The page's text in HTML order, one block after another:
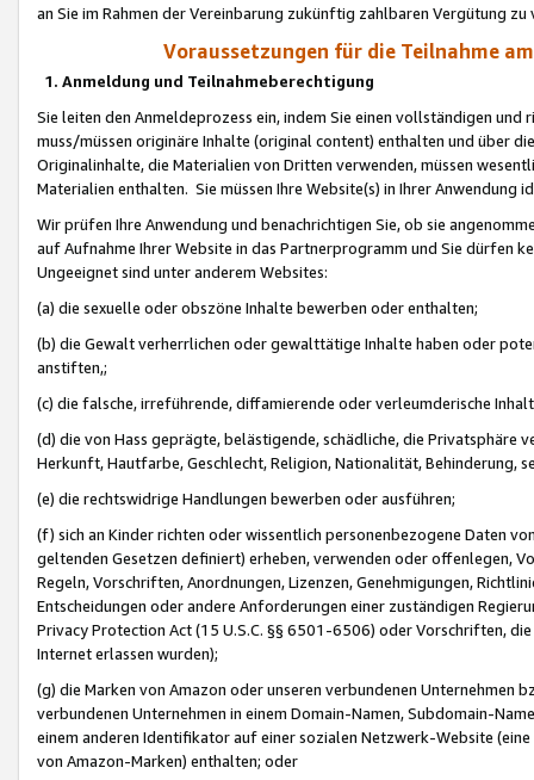
an Sie im Rahmen der Vereinbarung zukünftig zahlbaren Vergütung zu
Voraussetzungen für die Teilnahme
1. Anmeldung und Teilnahmeberechtigung
Sie leiten den Anmeldeprozess ein, indem Sie einen vollständigen
muss/müssen originäre Inhalte (original content) enthalten und über
Originalinhalte, die Materialien von Dritten verwenden, müssen
Materialien enthalten. Sie müssen Ihre Website(s) in Ihrer Anwendung
Wir prüfen Ihre Anwendung und benachrichtigen Sie, ob sie
auf Aufnahme Ihrer Website in das Partnerprogramm und Sie dürfen
Ungeeignet sind unter anderem Websites:
(a) die sexuelle oder obszöne Inhalte bewerben oder enthalten;
(b) die Gewalt verherrlichen oder gewalttätige Inhalte haben oder
anstiften,;
(c) die falsche, irreführende, diffamierende oder verleumderische
(d) die von Hass geprägte, belästigende, schädliche, die Privatsphäre
Herkunft, Hautfarbe, Geschlecht, Religion, Nationalität, Behinderung,
(e) die rechtswidrige Handlungen bewerben oder ausführen;
(f) sich an Kinder richten oder wissentlich personenbezogene Daten
geltenden Gesetzen definiert) erheben, verwenden oder offenlegen,
Regeln, Vorschriften, Anordnungen, Lizenzen, Genehmigungen,
Entscheidungen oder andere Anforderungen einer zuständigen
Privacy Protection Act (15 U.S.C. §§ 6501-6506) oder Vorschriften,
Internet erlassen wurden);
(g) die Marken von Amazon oder unseren verbundenen Unternehmen
verbundenen Unternehmen in einem Domain-Namen, Subdomain-
einem anderen Identifikator auf einer sozialen Netzwerk-Website
von Amazon-Marken) enthalten; oder